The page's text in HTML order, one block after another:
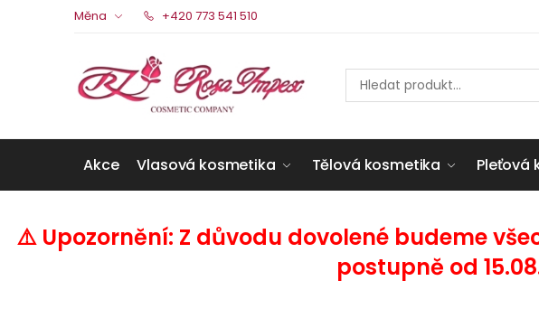
Měna +420 773 541 510
Akce Vlasová kosmetika Tělová kosmetika Pleťová
⚠️ Upozornění: Z důvodu dovolené budeme
postupně od